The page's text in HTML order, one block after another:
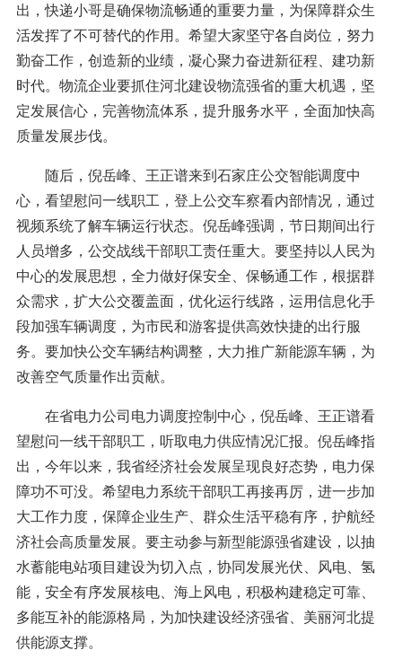
出，快递小哥是确保物流畅通的重要力量，为保障群众生
活发挥了不可替代的作用。希望大家坚守各自岗位，努力
勤奋工作，创造新的业绩，凝心聚力奋进新征程、建功新
时代。物流企业要抓住河北建设物流强省的重大机遇，坚
定发展信心，完善物流体系，提升服务水平，全面加快高
质量发展步伐。
随后，倪岳峰、王正谱来到石家庄公交智能调度中
心，看望慰问一线职工，登上公交车察看内部情况，通过
视频系统了解车辆运行状态。倪岳峰强调，节日期间出行
人员增多，公交战线干部职工责任重大。要坚持以人民为
中心的发展思想，全力做好保安全、保畅通工作，根据群
众需求，扩大公交覆盖面，优化运行线路，运用信息化手
段加强车辆调度，为市民和游客提供高效快捷的出行服
务。要加快公交车辆结构调整，大力推广新能源车辆，为
改善空气质量作出贡献。
在省电力公司电力调度控制中心，倪岳峰、王正谱看
望慰问一线干部职工，听取电力供应情况汇报。倪岳峰指
出，今年以来，我省经济社会发展呈现良好态势，电力保
障功不可没。希望电力系统干部职工再接再厉，进一步加
大工作力度，保障企业生产、群众生活平稳有序，护航经
济社会高质量发展。要主动参与新型能源强省建设，以抽
水蓄能电站项目建设为切入点，协同发展光伏、风电、氢
能，安全有序发展核电、海上风电，积极构建稳定可靠、
多能互补的能源格局，为加快建设经济强省、美丽河北提
供能源支撑。